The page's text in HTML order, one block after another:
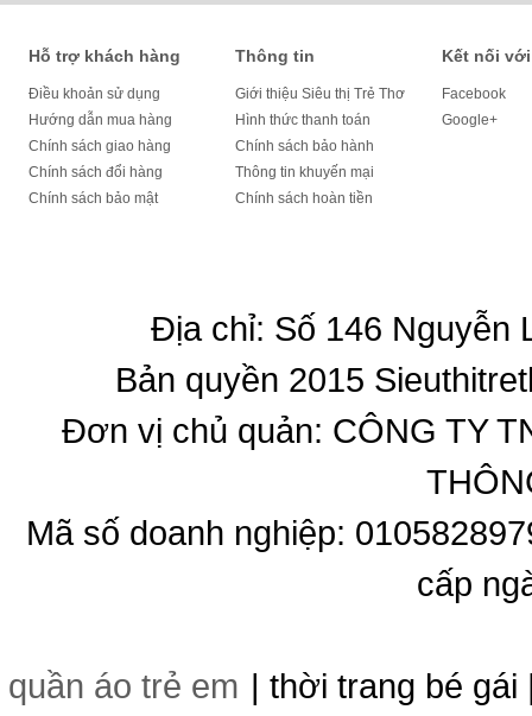
Hỗ trợ khách hàng
Điều khoản sử dụng
Hướng dẫn mua hàng
Chính sách giao hàng
Chính sách đổi hàng
Chính sách bảo mật
Thông tin
Giới thiệu Siêu thị Trẻ Thơ
Hình thức thanh toán
Chính sách bảo hành
Thông tin khuyến mại
Chính sách hoàn tiền
Kết nối
Facebook
Google+
Địa chỉ: Số 146 Nguyễn
Bản quyền 2015
Đơn vị chủ quản: CÔNG TY
Mã số doanh nghiệp:
cấp
quần áo trẻ em | thời trang bé gái